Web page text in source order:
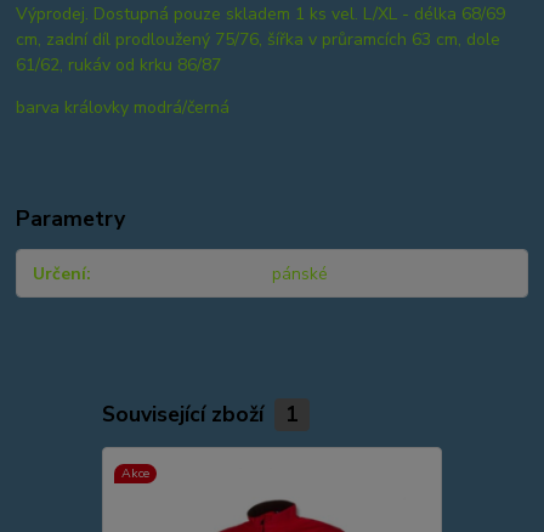
Výprodej. Dostupná pouze skladem 1 ks vel. L/XL - délka 68/69
cm, zadní díl prodloužený 75/76, šířka v průramcích 63 cm, dole
61/62, rukáv od krku 86/87
barva královky modrá/černá
Parametry
Určení pánské
Související zboží 1
Akce